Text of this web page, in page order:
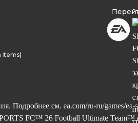
Items)
Подробнее см. ea.com/ru-ru/games/
FC™ 26 Football Ultimate